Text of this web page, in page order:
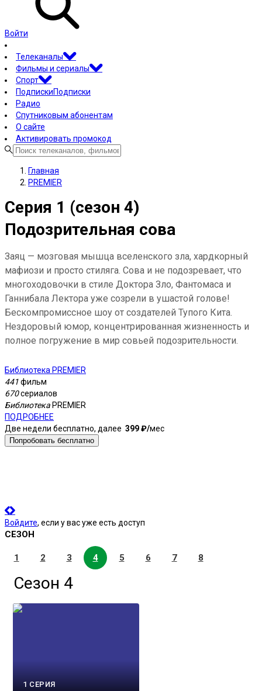
Войти
Телеканалы
Фильмы и сериалы
Спорт
ПодпискиПодписки
Радио
Спутниковым абонентам
О сайте
Активировать промокод
Главная
PREMIER
Серия 1 (сезон 4)
Подозрительная сова
Заяц — мозговая мышца вселенского зла, хардкорный
мафиози и просто стиляга. Сова и не подозревает, что
многоходовочки в стиле Доктора Зло, Фантомаса и
Ганнибала Лектора уже созрели в ушастой голове!
Бескомпромиссное шоу от создателей Тупого Кита.
Нездоровый юмор, концентрированная жизненность и
полное погружение в мир совьей подозрительности.
Библиотека PREMIER
441фильм
670сериалов
Библиотека PREMIER
ПОДРОБНЕЕ
Две недели бесплатно, далее 399 ₽⁠/⁠мес
Попробовать бесплатно
Войдите, если у вас уже есть доступ
СЕЗОН
1 2 3 4 5 6 7 8
Сезон 4
1 СЕРИЯ